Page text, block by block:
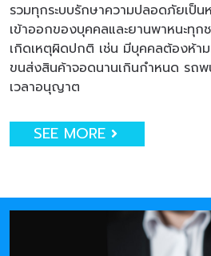
รวมทุกระบบรักษาความปลอดภัยเป็
เข้าออกของบุคคลและยานพาหนะทุก
เกิดเหตุผิดปกติ เช่น มีบุคคลต้องห้าม
ขนส่งสินค้าจอดนานเกินกำหนด รถ
เวลาอนุญาต
SEE MORE